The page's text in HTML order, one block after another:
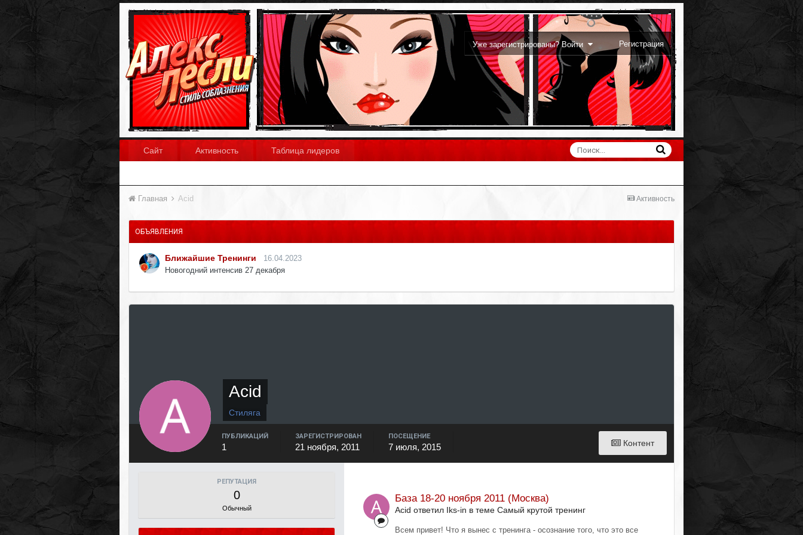
Уже зарегистрированы? Войти Регистрация
Сайт Активность Таблица лидеров
Активность
Главная Acid
ОБЪЯВЛЕНИЯ
Ближайшие Тренинги
16.04.2023
Новогодний интенсив 27 декабря
Acid
Стиляга
Контент
ПУБЛИКАЦИЙ
1
ЗАРЕГИСТРИРОВАН
21 ноября, 2011
ПОСЕЩЕНИЕ
7 июля, 2015
РЕПУТАЦИЯ
0
Обычный
База 18-20 ноября 2011 (Москва)
Acid ответил Iks-in в теме Самый крутой тренинг
Всем привет! Что я вынес с тренинга - осознание того, что это все